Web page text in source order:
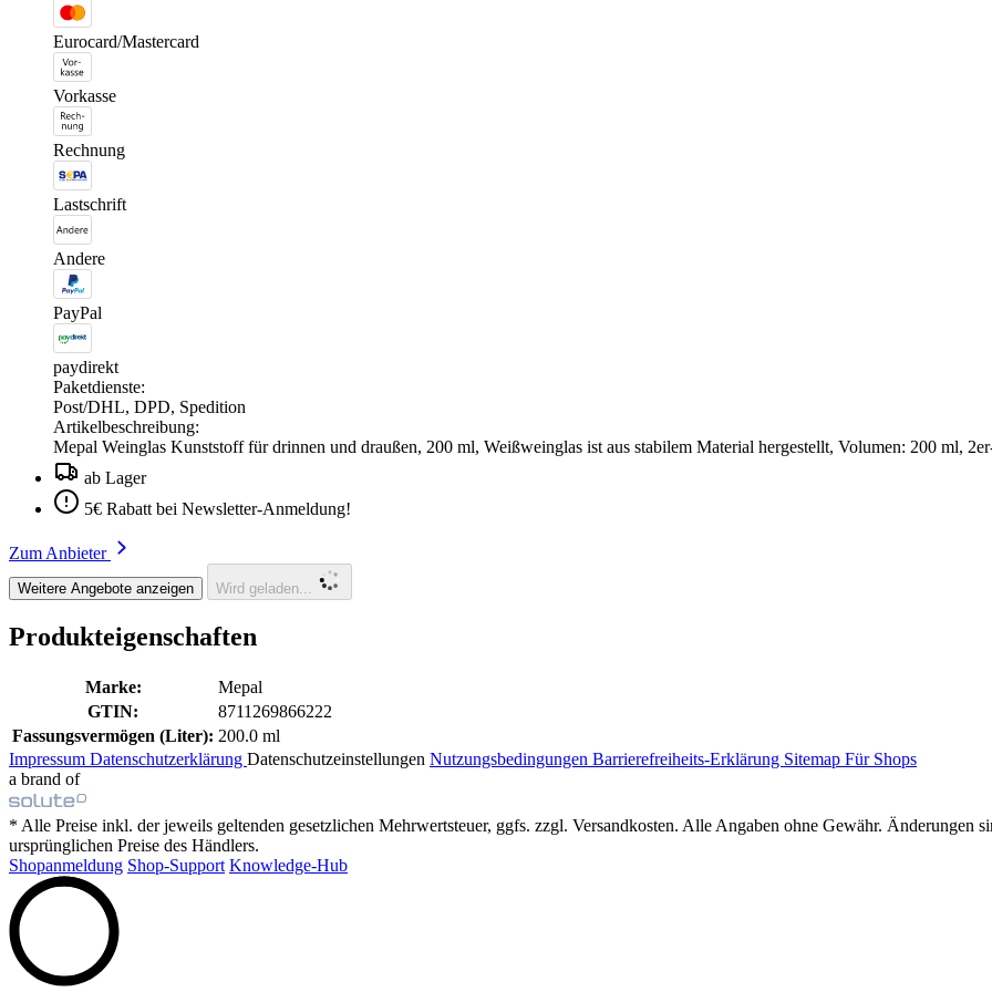
Eurocard/Mastercard
Vorkasse
Rechnung
Lastschrift
Andere
PayPal
paydirekt
Paketdienste:
Post/DHL, DPD, Spedition
Artikelbeschreibung:
Mepal Weinglas Kunststoff für drinnen und draußen, 200 ml, Weißweinglas ist aus stabilem Material hergestellt, Volumen: 200 ml,
ab Lager
5€ Rabatt bei Newsletter-Anmeldung!
Zum Anbieter
Weitere Angebote anzeigen Wird geladen...
Produkteigenschaften
Marke:
Mepal
GTIN:
8711269866222
Fassungsvermögen (Liter): 200.0 ml
Impressum Datenschutzerklärung Datenschutzeinstellungen Nutzungsbedingungen Barrierefreiheits-Erklärung Sitemap Für Shops
a brand of
* Alle Preise inkl. der jeweils geltenden gesetzlichen Mehrwertsteuer, ggfs. zzgl. Versandkosten. Alle Angaben ohne Gewähr. Änderungen
ursprünglichen Preise des Händlers.
Shopanmeldung Shop-Support Knowledge-Hub